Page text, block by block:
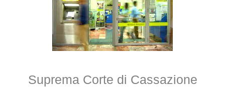
Suprema Corte di Cassazione